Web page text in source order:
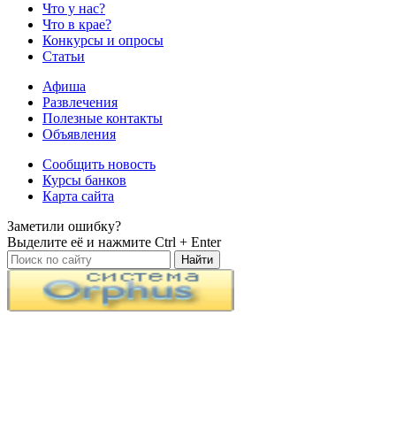
Что у нас?
Что в крае?
Конкурсы и опросы
Статьи
Афиша
Развлечения
Полезные контакты
Объявления
Сообщить новость
Курсы банков
Карта сайта
Заметили ошибку?
Выделите её и нажмите Ctrl + Enter